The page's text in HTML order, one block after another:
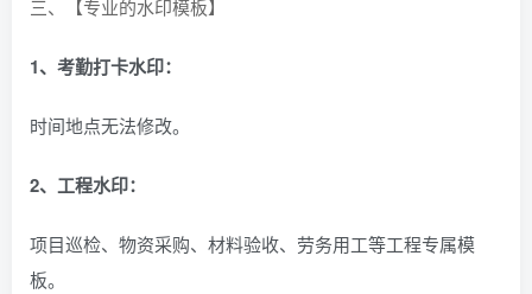
三、【专业的水印模板】
1、考勤打卡水印：
时间地点无法修改。
2、工程水印：
项目巡检、物资采购、材料验收、劳务用工等工程专属模
板。